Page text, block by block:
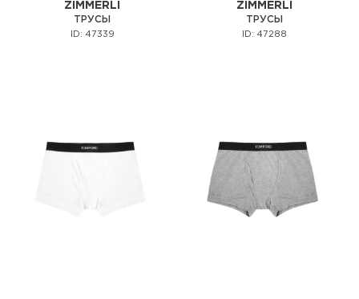
ZIMMERLI
ТРУСЫ
ID: 47339
ZIMMERLI
ТРУСЫ
ID: 47288